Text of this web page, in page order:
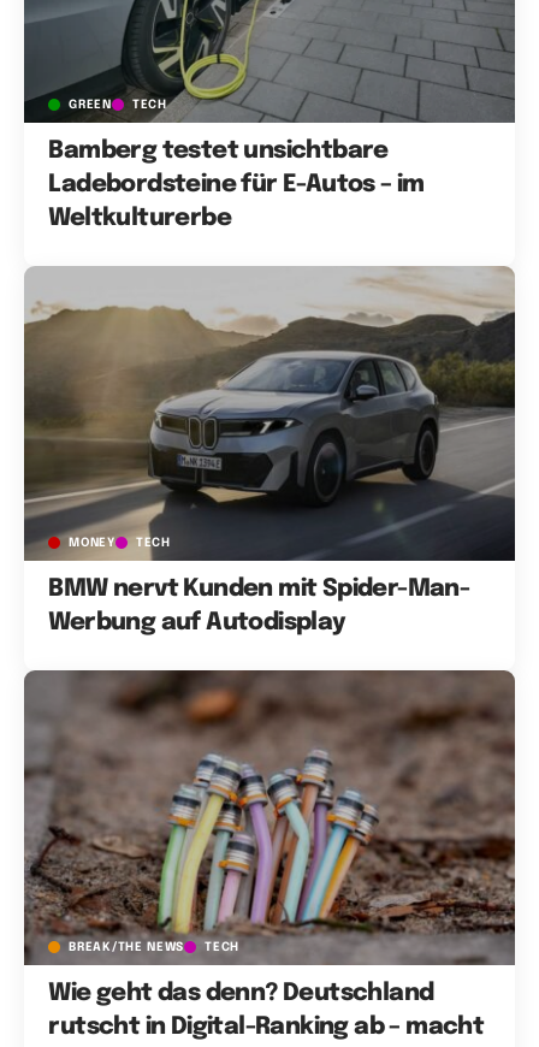
GREEN TECH
Bamberg testet unsichtbare
Ladebordsteine für E-Autos – im
Weltkulturerbe
MONEY TECH
BMW nervt Kunden mit Spider-Man-
Werbung auf Autodisplay
BREAK/THE NEWS TECH
Wie geht das denn? Deutschland
rutscht in Digital-Ranking ab – macht